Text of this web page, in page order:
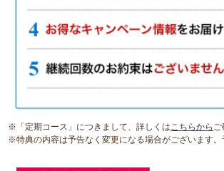
※「定期コース」につきまして、詳しくはこちらから ご
※特典の内容は予告なく変更になる場合がございます。